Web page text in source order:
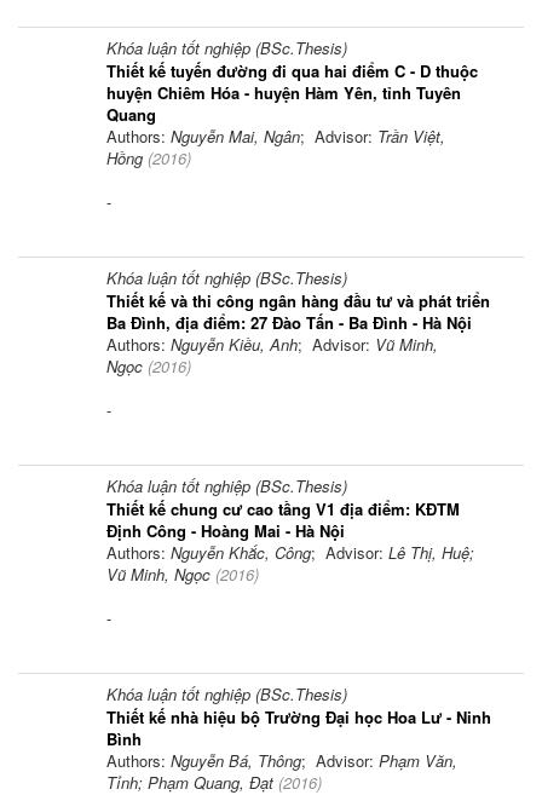
Khóa luận tốt nghiệp (BSc.Thesis)
Thiết kế tuyến đường đi qua hai điểm C - D thuộc
huyện Chiêm Hóa - huyện Hàm Yên, tỉnh Tuyên
Quang
Authors: Nguyễn Mai, Ngân; Advisor: Trần Việt,
Hồng (2016)
-
Khóa luận tốt nghiệp (BSc.Thesis)
Thiết kế và thi công ngân hàng đầu tư và phát triển
Ba Đình, địa điểm: 27 Đào Tấn - Ba Đình - Hà Nội
Authors: Nguyễn Kiều, Anh; Advisor: Vũ Minh,
Ngọc (2016)
-
Khóa luận tốt nghiệp (BSc.Thesis)
Thiết kế chung cư cao tầng V1 địa điểm: KĐTM
Định Công - Hoàng Mai - Hà Nội
Authors: Nguyễn Khắc, Công; Advisor: Lê Thị, Huệ;
Vũ Minh, Ngọc (2016)
-
Khóa luận tốt nghiệp (BSc.Thesis)
Thiết kế nhà hiệu bộ Trường Đại học Hoa Lư - Ninh
Bình
Authors: Nguyễn Bá, Thông; Advisor: Phạm Văn,
Tỉnh; Phạm Quang, Đạt (2016)